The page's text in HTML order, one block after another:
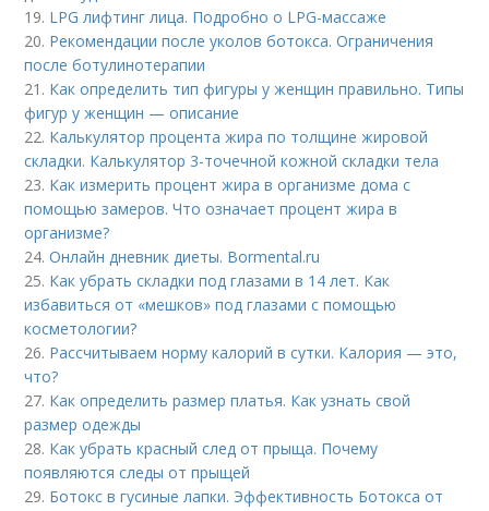
19. LPG лифтинг лица. Подробно о LPG-массаже
20. Рекомендации после уколов ботокса. Ограничения
после ботулинотерапии
21. Как определить тип фигуры у женщин правильно. Типы
фигур у женщин — описание
22. Калькулятор процента жира по толщине жировой
складки. Калькулятор 3-точечной кожной складки тела
23. Как измерить процент жира в организме дома с
помощью замеров. Что означает процент жира в
организме?
24.Онлайн дневник диеты. Bormental.ru
25. Как убрать складки под глазами в 14 лет. Как
избавиться от «мешков» под глазами с помощью
косметологии?
26. Рассчитываем норму калорий в сутки. Калория — это,
что?
27. Как определить размер платья. Как узнать свой
размер одежды
28. Как убрать красный след от прыща. Почему
появляются следы от прыщей
29. Ботокс в гусиные лапки. Эффективность Ботокса от